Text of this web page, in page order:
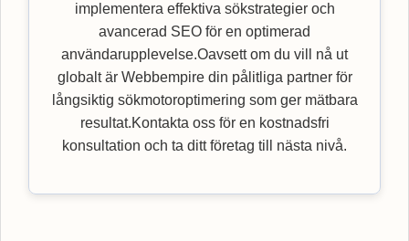
implementera effektiva sökstrategier och
avancerad SEO för en optimerad
användarupplevelse.Oavsett om du vill nå ut
globalt är Webbempire din pålitliga partner för
långsiktig sökmotoroptimering som ger mätbara
resultat.Kontakta oss för en kostnadsfri
konsultation och ta ditt företag till nästa nivå.